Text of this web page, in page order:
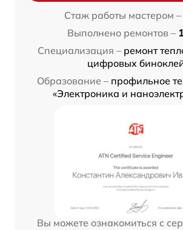
Стаж работы мастером –
Выполнено ремонтов –
Специализация – ремонт
цифровых
Образование – профильное
«Электроника и
Вы можете ознакомиться с